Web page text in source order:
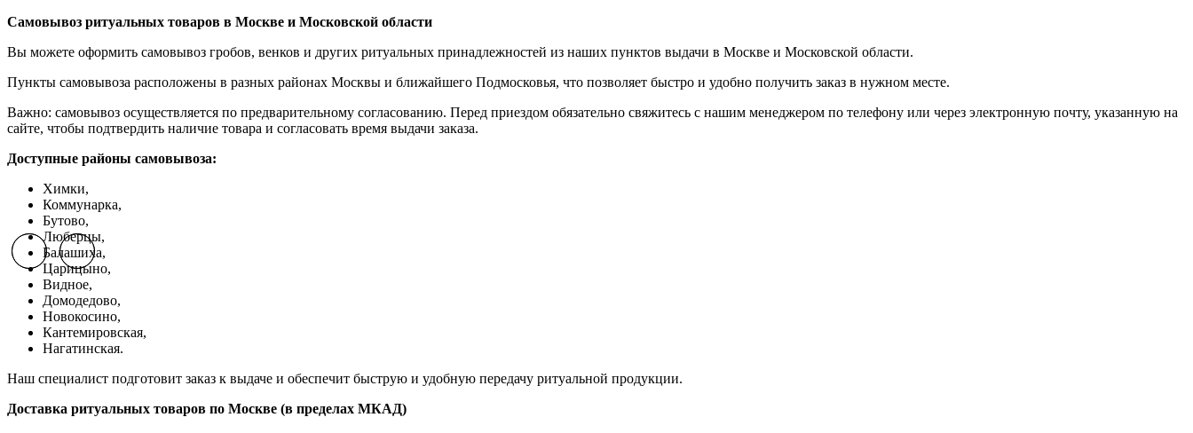
Самовывоз ритуальных товаров в Москве и Московской области
Вы можете оформить самовывоз гробов, венков и других ритуальных принадлежностей из наших пунктов выдачи в Москве и Московской области.
Пункты самовывоза расположены в разных районах Москвы и ближайшего Подмосковья, что позволяет быстро и удобно получить заказ в нужном месте.
Важно: самовывоз осуществляется по предварительному согласованию. Перед приездом обязательно свяжитесь с нашим менеджером по телефону или через электронную почту, указанную на
сайте, чтобы подтвердить наличие товара и согласовать время выдачи заказа.
Доступные районы самовывоза:
Химки,
Коммунарка,
Бутово,
Люберцы,
Балашиха,
Царицыно,
Видное,
Домодедово,
Новокосино,
Кантемировская,
Нагатинская.
Наш специалист подготовит заказ к выдаче и обеспечит быструю и удобную передачу ритуальной продукции.
Доставка ритуальных товаров по Москве (в пределах МКАД)
Previous slide
Next slide
Previous slide
Next slide